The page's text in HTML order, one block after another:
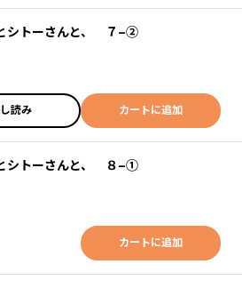
シトーさんと、 ７−②
読み カートに追加
シトーさんと、 ８−①
カートに追加